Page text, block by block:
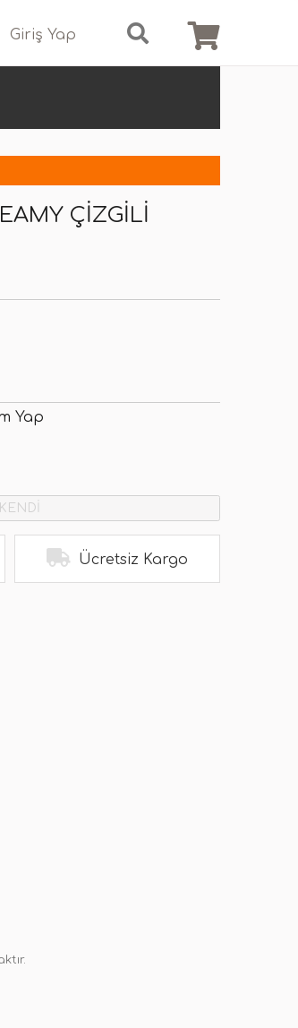
Giriş Yap
ÇIZGILI
Yap
Ücretsiz Kargo